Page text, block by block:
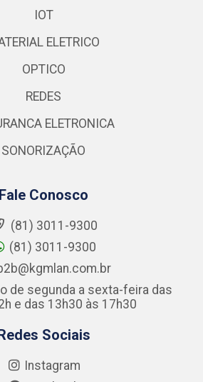
IOT
ELETRICO
OPTICO
REDES
ELETRONICA
SONORIZAÇÃO
Fale Conosco
(81) 3011-9300
(81) 3011-9300
de segunda a sexta-feira das
e das 13h30 às 17h30
Sociais
Instagram